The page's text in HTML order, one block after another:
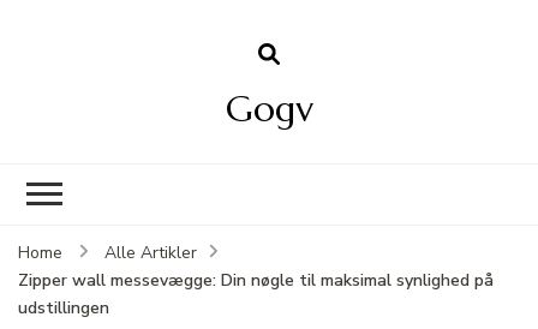
Gogv
Home
Alle Artikler
Zipper wall messevægge: Din nøgle til maksimal synlighed på
udstillingen